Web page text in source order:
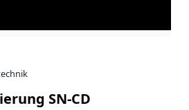
SN-CD